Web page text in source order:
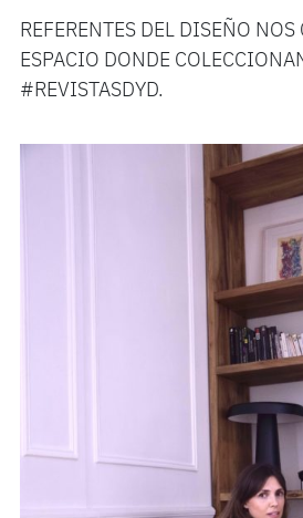
REFERENTES DEL DISEÑO NOS
ESPACIO DONDE
#REVISTASDYD.